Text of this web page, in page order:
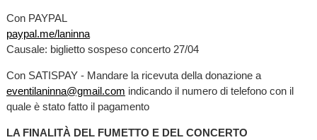
Con PAYPAL
paypal.me/laninna
Causale: biglietto sospeso concerto 27/04
Con SATISPAY - Mandare la ricevuta della donazione a
eventilaninna@gmail.com indicando il numero di telefono con il
quale è stato fatto il pagamento
LA FINALITÀ DEL FUMETTO E DEL CONCERTO